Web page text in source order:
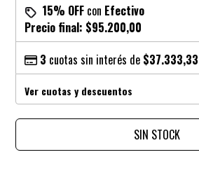
15% OFF con Efectivo
Precio final: $95.200,00
3 cuotas sin interés de $37.333,33
Ver cuotas y descuentos
SIN STOCK